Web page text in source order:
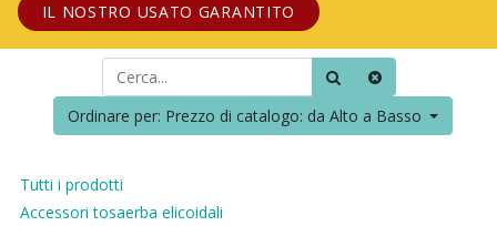
IL NOSTRO USATO GARANTITO
Ordinare per: Prezzo di catalogo: da Alto a Basso
Tutti i prodotti
Accessori tosaerba elicoidali